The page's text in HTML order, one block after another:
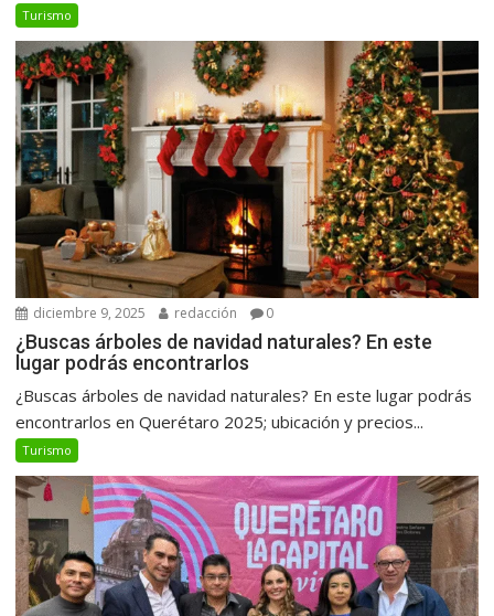
Turismo
diciembre 9, 2025 redacción 0
¿Buscas árboles de navidad naturales? En este
lugar podrás encontrarlos
¿Buscas árboles de navidad naturales? En este lugar podrás
encontrarlos en Querétaro 2025; ubicación y precios...
Turismo